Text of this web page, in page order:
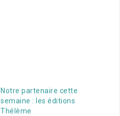
Notre partenaire cette
semaine : les éditions
Thélème